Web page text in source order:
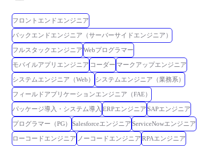
フロントエンドエンジニア
バックエンドエンジニア（サーバーサイドエンジニア）
フルスタックエンジニア Webプログラマー
モバイルアプリエンジニア コーダー マークアップエンジニア
システムエンジニア（Web）
システムエンジニア（業務系）
フィールドアプリケーションエンジニア（FAE）
パッケージ導入・システム導入 ERPエンジニア SAPエンジニア
プログラマー（PG）
Salesforceエンジニア ServiceNowエンジニア
ローコードエンジニア ノーコードエンジニア RPAエンジニア